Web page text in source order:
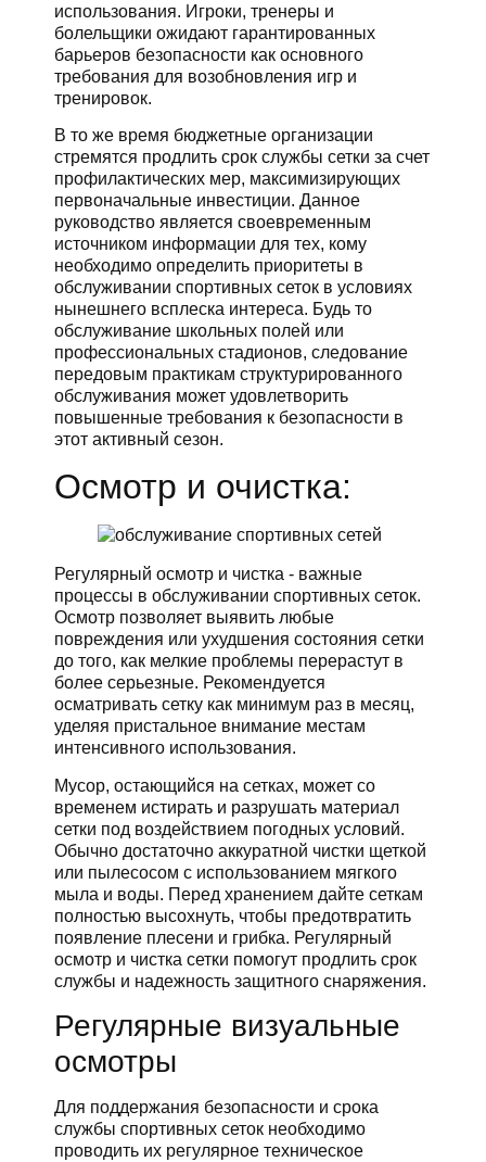
использования. Игроки, тренеры и
болельщики ожидают гарантированных
барьеров безопасности как основного
требования для возобновления игр и
тренировок.
В то же время бюджетные организации
стремятся продлить срок службы сетки за счет
профилактических мер, максимизирующих
первоначальные инвестиции. Данное
руководство является своевременным
источником информации для тех, кому
необходимо определить приоритеты в
обслуживании спортивных сеток в условиях
нынешнего всплеска интереса. Будь то
обслуживание школьных полей или
профессиональных стадионов, следование
передовым практикам структурированного
обслуживания может удовлетворить
повышенные требования к безопасности в
этот активный сезон.
Осмотр и очистка:
Регулярный осмотр и чистка - важные
процессы в обслуживании спортивных сеток.
Осмотр позволяет выявить любые
повреждения или ухудшения состояния сетки
до того, как мелкие проблемы перерастут в
более серьезные. Рекомендуется
осматривать сетку как минимум раз в месяц,
уделяя пристальное внимание местам
интенсивного использования.
Мусор, остающийся на сетках, может со
временем истирать и разрушать материал
сетки под воздействием погодных условий.
Обычно достаточно аккуратной чистки щеткой
или пылесосом с использованием мягкого
мыла и воды. Перед хранением дайте сеткам
полностью высохнуть, чтобы предотвратить
появление плесени и грибка. Регулярный
осмотр и чистка сетки помогут продлить срок
службы и надежность защитного снаряжения.
Регулярные визуальные
осмотры
Для поддержания безопасности и срока
службы спортивных сеток необходимо
проводить их регулярное техническое